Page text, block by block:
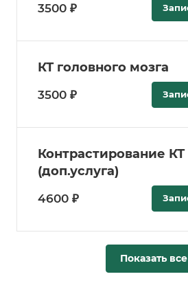
3500 ₽
КТ головного мозга
3500 ₽
Контрастирование КТ
(доп.услуга)
4600 ₽
Показать все